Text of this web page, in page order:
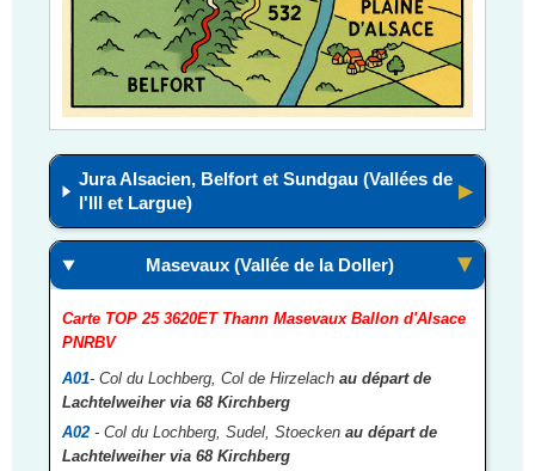
Jura Alsacien, Belfort et Sundgau (Vallées de
l'Ill et Largue)
Masevaux (Vallée de la Doller)
Carte TOP 25 3620ET Thann Masevaux Ballon d'Alsace
PNRBV
A01- Col du Lochberg, Col de Hirzelachau départ de
Lachtelweiher via 68 Kirchberg
A02 - Col du Lochberg, Sudel, Stoeckenau départ de
Lachtelweiher via 68 Kirchberg